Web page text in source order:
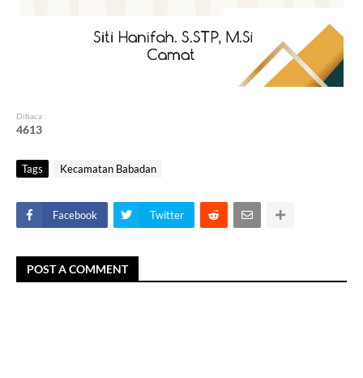
Dibaca :
4613
Tags Kecamatan Babadan
Facebook Twitter
POST A COMMENT